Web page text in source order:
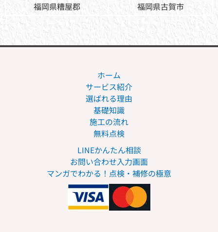
福岡県糟屋郡
福岡県古賀市
ホーム
サービス紹介
選ばれる理由
基礎知識
施工の流れ
無料点検
LINEかんたん相談
お問い合わせ入力画面
マンガでわかる！点検・補修の極意